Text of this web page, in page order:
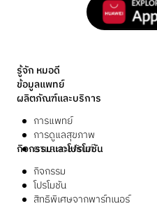
รู้จัก หมอดี
ข้อมูลแพทย์
ผลิตภัณฑ์และบริการ
การแพทย์
การดูแลสุขภาพ
ยาและเวชภัณฑ์
กิจกรรมและโปรโมชัน
กิจกรรม
โปรโมชัน
สิทธิพิเศษจากพาร์ทเนอร์